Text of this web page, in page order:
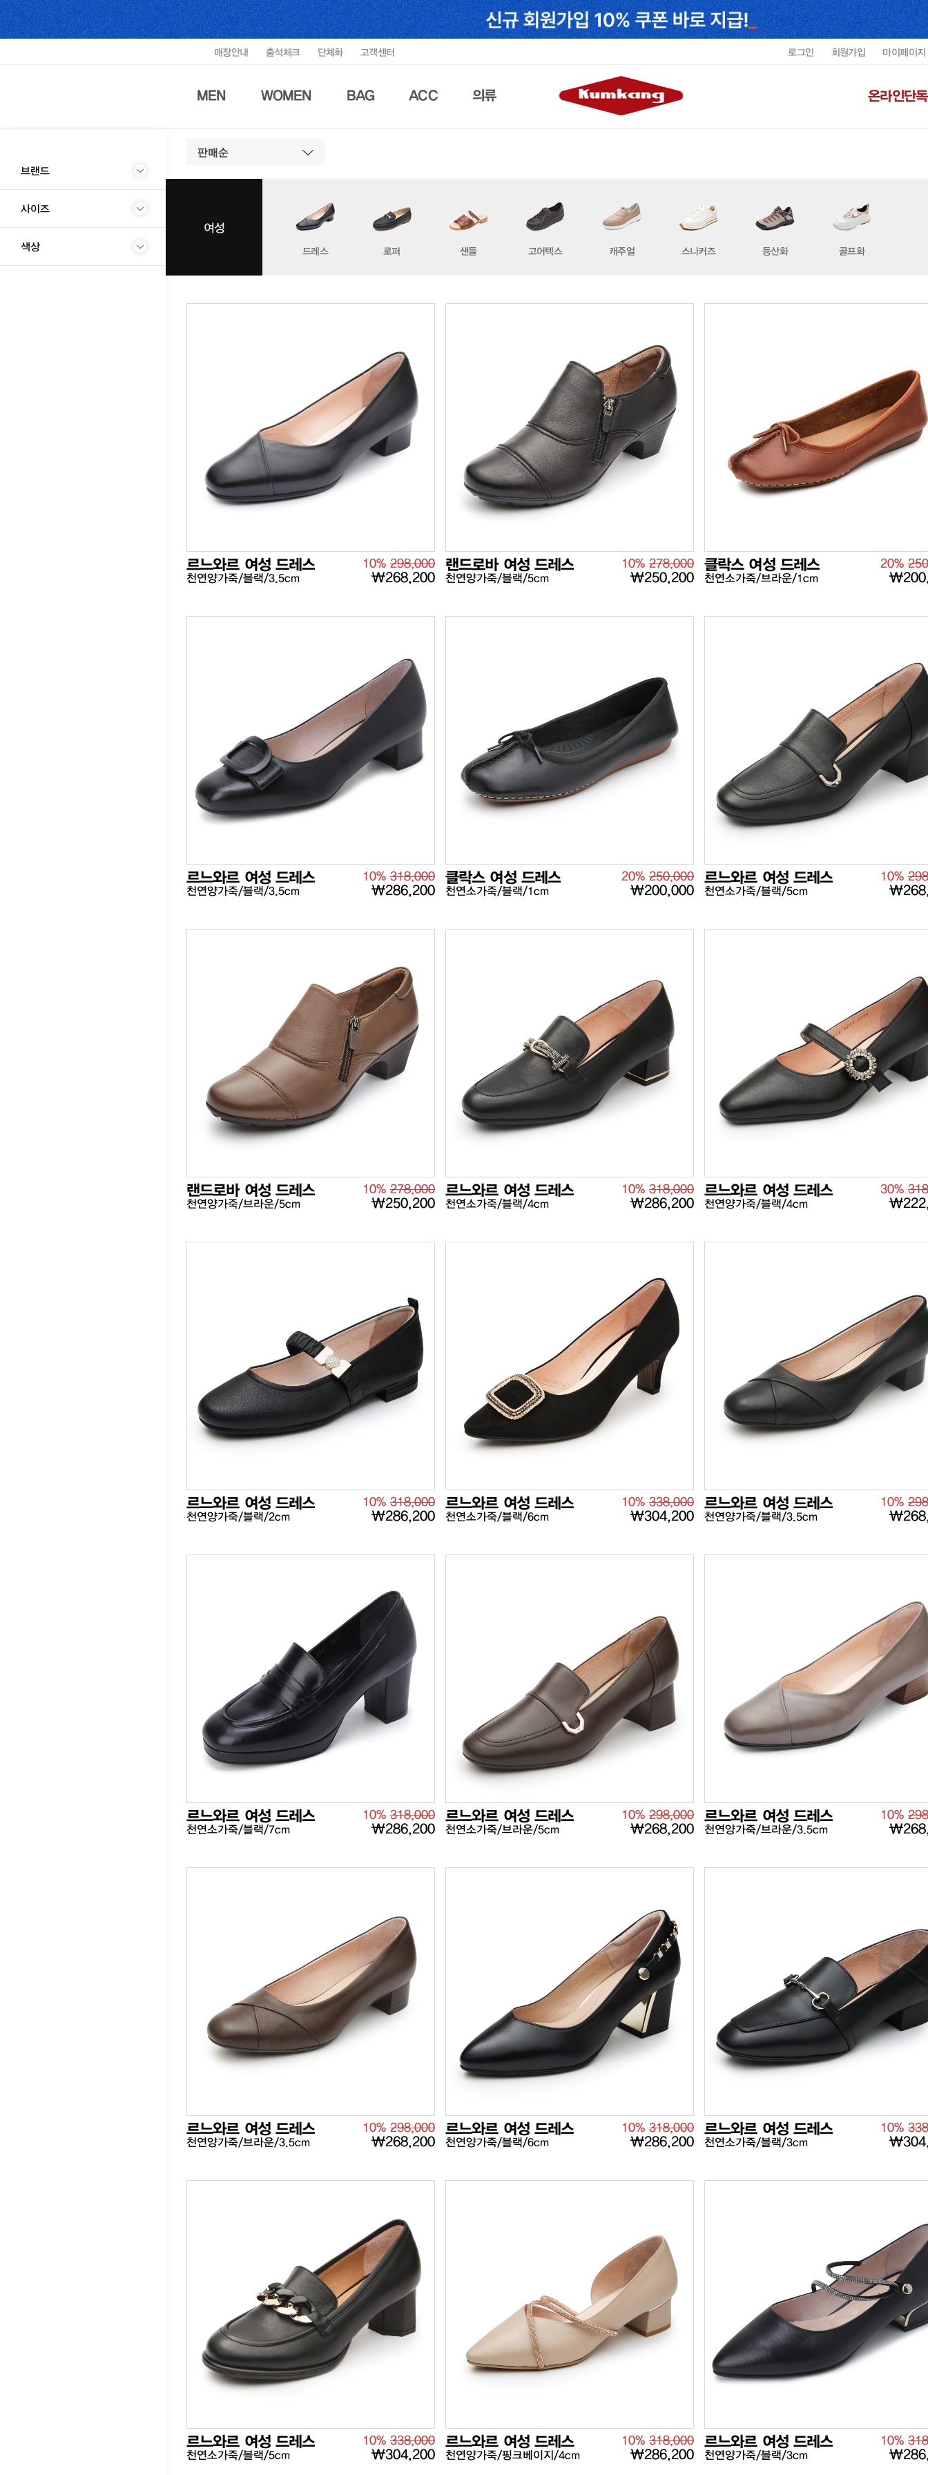
매장안내 출석체크 단체화 고객센터 로그인 회원가입 마이페이지
MEN WOMEN BAG ACC 의류 온라인단독
브랜드
사이즈
색상
판매순
여성
드레스 로퍼 샌들 고어텍스 캐주얼 스니커즈 등산화 골프화
르느와르 여성 드레스
천연양가죽/블랙/3.5cm
10% 298,000
₩268,200
랜드로바 여성 드레스
천연양가죽/블랙/5cm
10% 278,000
₩250,200
클락스 여성 드레스
천연소가죽/브라운/1cm
20%
르느와르 여성 드레스
천연양가죽/블랙/3.5cm
10% 318,000
₩286,200
클락스 여성 드레스
천연소가죽/블랙/1cm
20% 250,000
₩200,000
르느와르 여성 드레스
천연소가죽/블랙/5cm
10%
랜드로바 여성 드레스
천연양가죽/브라운/5cm
10% 278,000
₩250,200
르느와르 여성 드레스
천연소가죽/블랙/4cm
10% 318,000
₩286,200
르느와르 여성 드레스
천연양가죽/블랙/4cm
30%
르느와르 여성 드레스
천연양가죽/블랙/2cm
10% 318,000
₩286,200
르느와르 여성 드레스
천연소가죽/블랙/6cm
10% 338,000
₩304,200
르느와르 여성 드레스
천연양가죽/블랙/3.5cm
10%
르느와르 여성 드레스
천연소가죽/블랙/7cm
10% 318,000
₩286,200
르느와르 여성 드레스
천연소가죽/브라운/5cm
10% 298,000
₩268,200
르느와르 여성 드레스
천연양가죽/브라운/3.5cm
10%
르느와르 여성 드레스
천연양가죽/브라운/3.5cm
10% 298,000
₩268,200
르느와르 여성 드레스
천연양가죽/블랙/6cm
10% 318,000
₩286,200
르느와르 여성 드레스
천연소가죽/블랙/3cm
10%
르느와르 여성 드레스
천연소가죽/블랙/5cm
10% 338,000
₩304,200
르느와르 여성 드레스
천연양가죽/핑크베이지/4cm
10% 318,000
₩286,200
르느와르 여성 드레스
천연양가죽/블랙/3cm
10%